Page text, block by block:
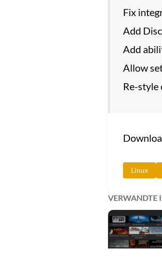
Fix
Add
Add
Allow
Re-
Linux
VERWANDTE